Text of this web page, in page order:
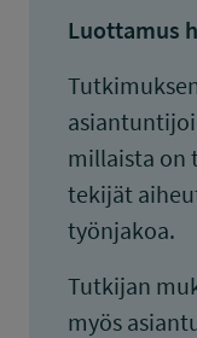
Luottamus
millaista on
tekijät
työnjakoa.
Tutkijan
myös